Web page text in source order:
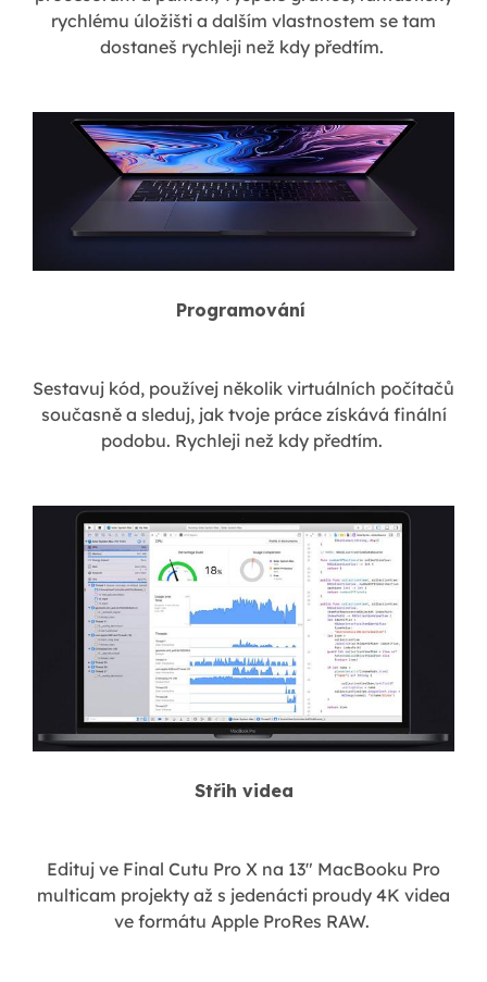
rychlému úložišti a dalším vlastnostem se tam
dostaneš rychleji než kdy předtím.
Programování
Sestavuj kód, používej několik virtuálních počítačů
současně a sleduj, jak tvoje práce získává finální
podobu. Rychleji než kdy předtím.
Střih videa
Edituj ve Final Cutu Pro X na 13" MacBooku Pro
multicam projekty až s jedenácti proudy 4K videa
ve formátu Apple ProRes RAW.